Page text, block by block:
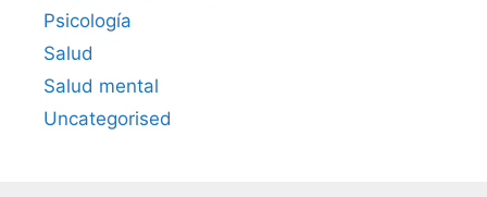
Psicología
Salud
Salud mental
Uncategorised